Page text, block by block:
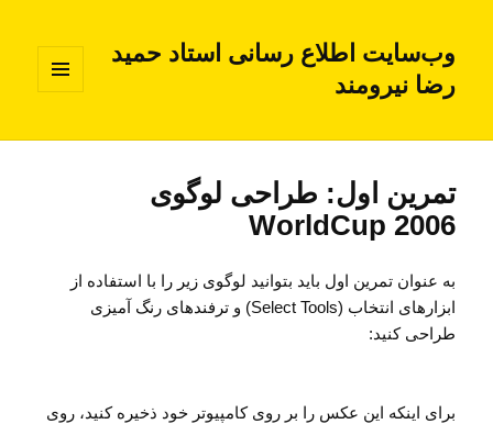
وب‌سایت اطلاع رسانی استاد حمید
رضا نیرومند
تمرین اول: طراحی لوگوی
WorldCup 2006
به عنوان تمرین اول باید بتوانید لوگوی زیر را با استفاده از
ابزارهای انتخاب (Select Tools) و ترفندهای رنگ آمیزی
طراحی کنید:
برای اینکه این عکس را بر روی کامپیوتر خود ذخیره کنید، روی